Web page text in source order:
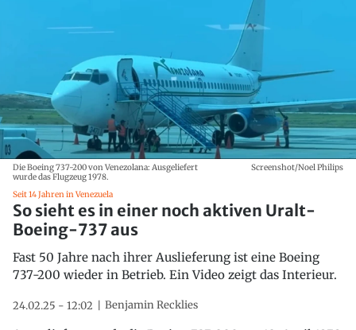
Die Boeing 737-200 von Venezolana: Ausgeliefert
wurde das Flugzeug 1978.
Screenshot/Noel Philips
Seit 14 Jahren in Venezuela
So sieht es in einer noch aktiven Uralt-
Boeing-737 aus
Fast 50 Jahre nach ihrer Auslieferung ist eine Boeing
737-200 wieder in Betrieb. Ein Video zeigt das Interieur.
24.02.25 - 12:02 Benjamin Recklies